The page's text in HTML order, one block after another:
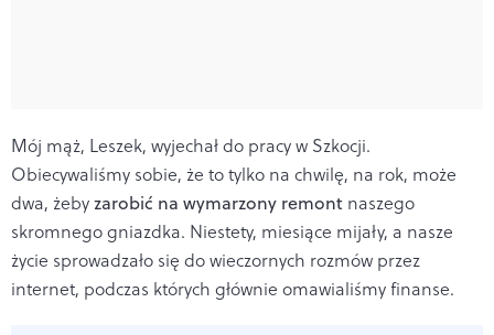
Mój mąż, Leszek, wyjechał do pracy w Szkocji.
Obiecywaliśmy sobie, że to tylko na chwilę, na rok, może
dwa, żebyzarobić na wymarzony remont naszego
skromnego gniazdka. Niestety, miesiące mijały, a nasze
życie sprowadzało się do wieczornych rozmów przez
internet, podczas których głównie omawialiśmy finanse.